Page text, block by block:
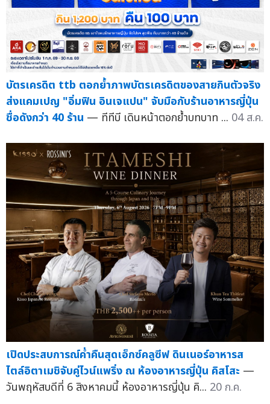
บัตรเครดิต ttb ตอกย้ำภาพบัตรเครดิตของสายกินตัวจริง
ส่งแคมเปญ "อิ่มฟิน อินเจแปน" จับมือกับร้านอาหารญี่ปุ่น
ชื่อดังกว่า 40 ร้าน — ทีทีบี เดินหน้าตอกย้ำบทบาท ... 04 ส.ค.
เปิดประสบการณ์ค่ำคืนสุดเอ็กซ์คลูซีฟ ดินเนอร์อาหารส
ไตล์อิตาเมชิจับคู่ไวน์แพริ่ง ณ ห้องอาหารญี่ปุ่น คิสโสะ —
วันพฤหัสบดีที่ 6 สิงหาคมนี้ ห้องอาหารญี่ปุ่น คิ... 20 ก.ค.